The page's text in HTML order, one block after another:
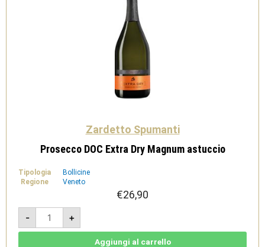
Zardetto Spumanti
Prosecco DOC Extra Dry Magnum astuccio
Tipologia
Bollicine
Regione
Veneto
€26,90
-
Prosecco
DOC
Extra
Dry
+
Aggiungi al carrello